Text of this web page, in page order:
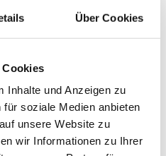
Über Cookies
Cookies
Inhalte und Anzeigen zu
soziale Medien anbieten
unsere Website zu
wir Informationen zu Ihrer
Straße zum Schlossplatz.